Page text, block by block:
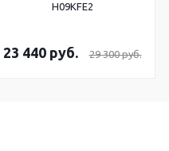
H09KFE2
23 440руб. 29 300руб.